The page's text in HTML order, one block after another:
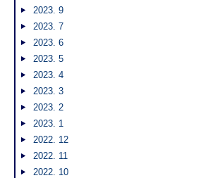
2023. 9
2023. 7
2023. 6
2023. 5
2023. 4
2023. 3
2023. 2
2023. 1
2022. 12
2022. 11
2022. 10